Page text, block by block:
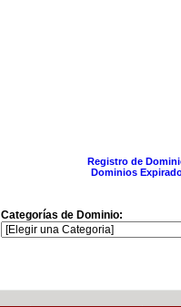
Registro de
Dominios
Categorías de Dominio: